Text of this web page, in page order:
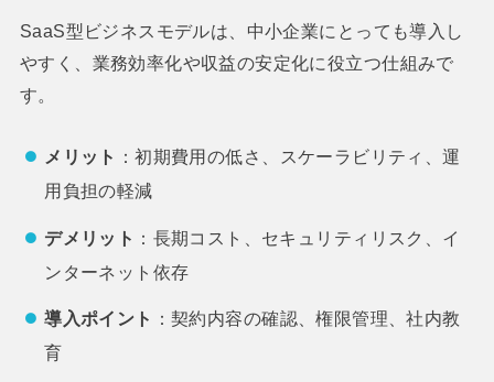
SaaS型ビジネスモデルは、中小企業にとっても導入し
やすく、業務効率化や収益の安定化に役立つ仕組みで
す。
メリット
：初期費用の低さ、スケーラビリティ、運
用負担の軽減
デメリット ：長期コスト、セキュリティリスク、イ
ンターネット依存
導入ポイント
：契約内容の確認、権限管理、社内教
育